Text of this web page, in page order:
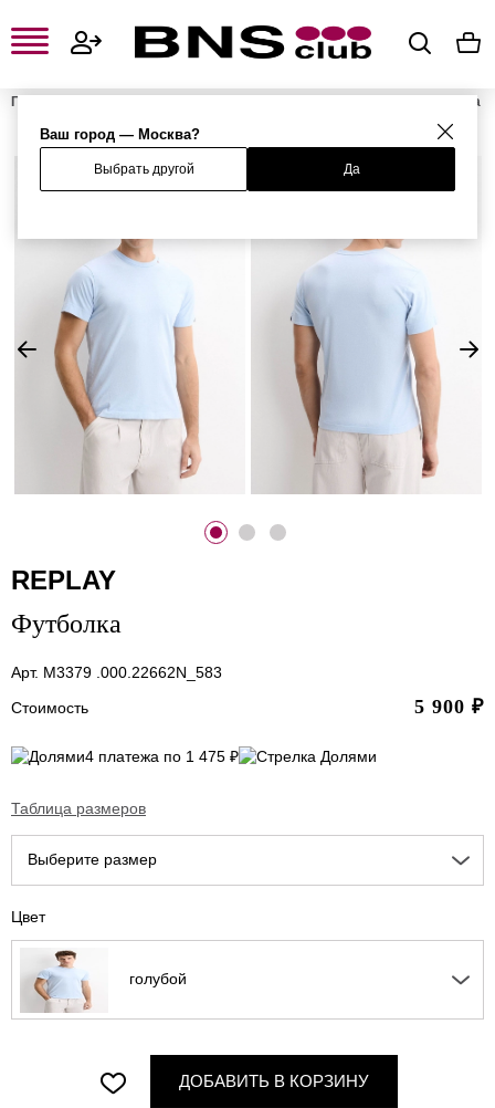
Ваш город — Москва?
Выбрать другой Да
Главная
Мужская одежда
REPLAY
Футболка
Арт. M3379 .000.22662N_583
Стоимость
5 900 ₽
4 платежа по 1 475 ₽
Таблица размеров
Выберите размер
Цвет
голубой
ДОБАВИТЬ В КОРЗИНУ